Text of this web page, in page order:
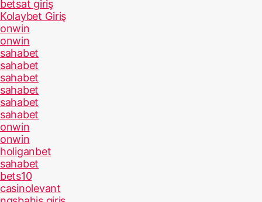
betsat giriş
Kolaybet Giriş
onwin
onwin
sahabet
sahabet
sahabet
sahabet
sahabet
sahabet
onwin
onwin
holiganbet
sahabet
bets10
casinolevant